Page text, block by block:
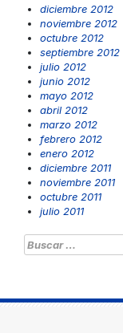
diciembre 2012
noviembre 2012
octubre 2012
septiembre 2012
julio 2012
junio 2012
mayo 2012
abril 2012
marzo 2012
febrero 2012
enero 2012
diciembre 2011
noviembre 2011
octubre 2011
julio 2011
Buscar: